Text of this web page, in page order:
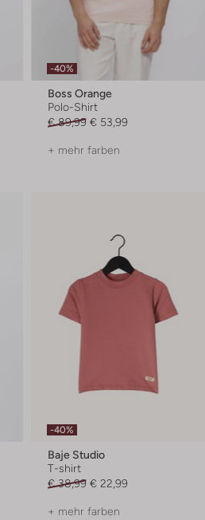
-40%
Boss Orange
Polo-Shirt
€ 89,99 € 53,99
+ mehr farben
-40%
Baje Studio
T-shirt
€ 38,99 € 22,99
+ mehr farben